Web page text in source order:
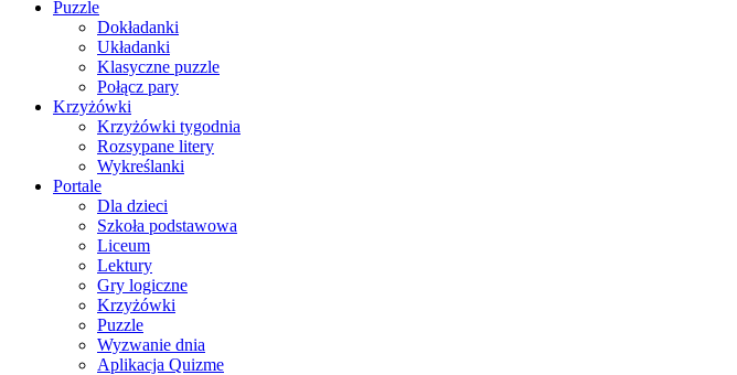
Puzzle
Dokładanki
Układanki
Klasyczne puzzle
Połącz pary
Krzyżówki
Krzyżówki tygodnia
Rozsypane litery
Wykreślanki
Portale
Dla dzieci
Szkoła podstawowa
Liceum
Lektury
Gry logiczne
Krzyżówki
Puzzle
Wyzwanie dnia
Aplikacja Quizme